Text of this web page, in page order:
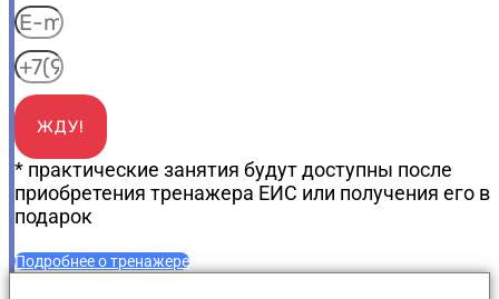
ЖДУ!
* практические занятия будут доступны после
приобретения тренажера ЕИС или получения его в
подарок
Подробнее о тренажере